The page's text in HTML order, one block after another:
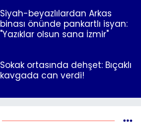
Siyah-beyazlılardan Arkas
binası önünde pankartlı isyan:
"Yazıklar olsun sana İzmir"
Sokak ortasında dehşet: Bıçaklı
kavgada can verdi!